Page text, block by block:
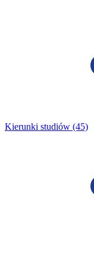
Kierunki studiów (45)